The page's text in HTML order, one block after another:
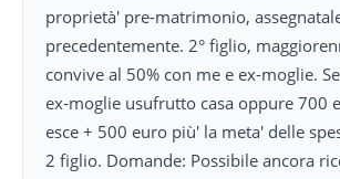
proprietà' pre-matrimonio,
precedentemente. 2° figlio,
convive al 50% con me e ex-moglie.
ex-moglie usufrutto casa oppure 700
esce + 500 euro più' la meta' delle
2 figlio. Domande: Possibile ancora